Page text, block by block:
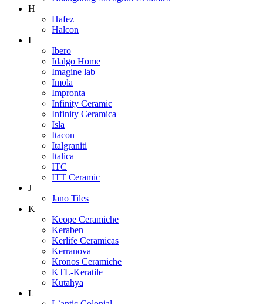
H
Hafez
Halcon
I
Ibero
Idalgo Home
Imagine lab
Imola
Impronta
Infinity Ceramic
Infinity Ceramica
Isla
Itacon
Italgraniti
Italica
ITC
ITT Ceramic
J
Jano Tiles
K
Keope Ceramiche
Keraben
Kerlife Ceramicas
Kerranova
Kronos Ceramiche
KTL-Keratile
Kutahya
L